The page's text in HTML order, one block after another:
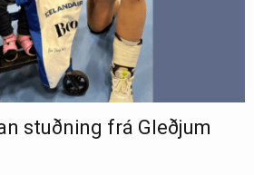
stuðning frá Gleðjum